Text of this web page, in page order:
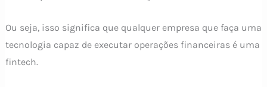
Ou seja, isso significa que qualquer empresa que faça uma
tecnologia capaz de executar operações financeiras é uma
fintech.